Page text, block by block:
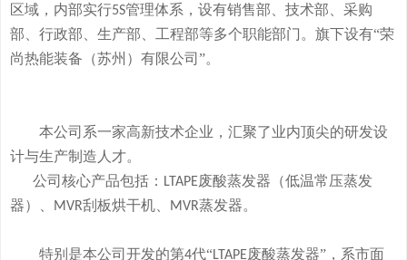
区域，内部实行5S管理体系，设有销售部、技术部、采购
部、行政部、生产部、工程部等多个职能部门。旗下设有“荣
尚热能装备（苏州）有限公司”。
本公司系一家高新技术企业，汇聚了业内顶尖的研发设
计与生产制造人才。
公司核心产品包括： LTAPE废酸蒸发器 （低温常压蒸发
器）、
MVR刮板烘干机、 MVR蒸发器。
特别是本公司开发的第4代“LTAPE废酸蒸发器” ，系市面